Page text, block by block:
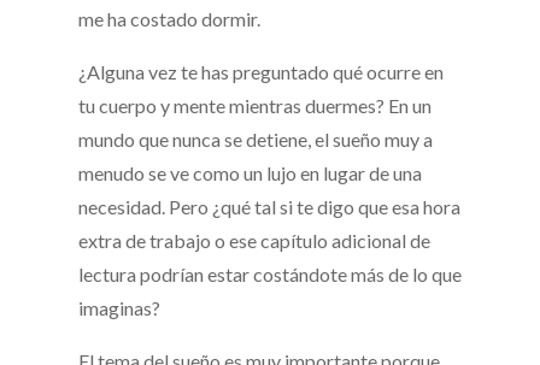
me ha costado dormir.
¿Alguna vez te has preguntado qué ocurre en
tu cuerpo y mente mientras duermes? En un
mundo que nunca se detiene, el sueño muy a
menudo se ve como un lujo en lugar de una
necesidad. Pero ¿qué tal si te digo que esa hora
extra de trabajo o ese capítulo adicional de
lectura podrían estar costándote más de lo que
imaginas?